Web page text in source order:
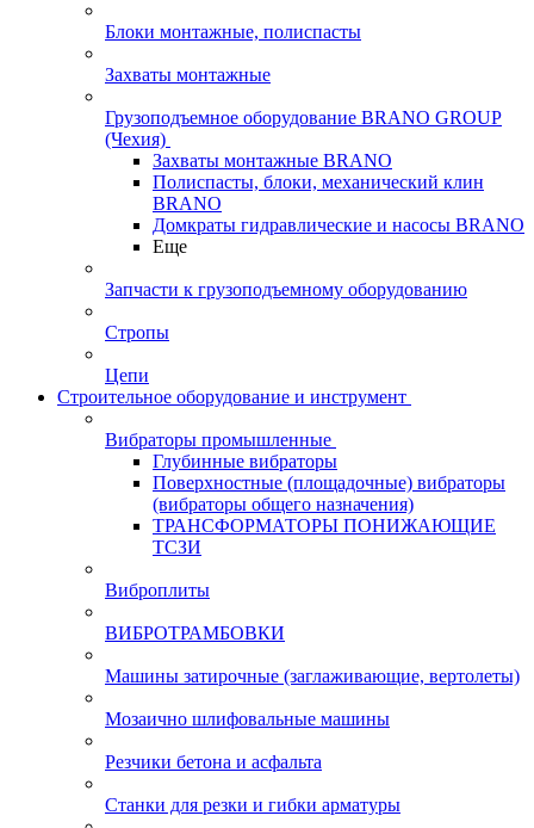
Блоки монтажные, полиспасты
Захваты монтажные
Грузоподъемное оборудование BRANO GROUP
(Чехия)
Захваты монтажные BRANO
Полиспасты, блоки, механический клин
BRANO
Домкраты гидравлические и насосы BRANO
Еще
Запчасти к грузоподъемному оборудованию
Стропы
Цепи
Строительное оборудование и инструмент
Вибраторы промышленные
Глубинные вибраторы
Поверхностные (площадочные) вибраторы
(вибраторы общего назначения)
ТРАНСФОРМАТОРЫ ПОНИЖАЮЩИЕ
ТСЗИ
Виброплиты
ВИБРОТРАМБОВКИ
Машины затирочные (заглаживающие, вертолеты)
Мозаично шлифовальные машины
Резчики бетона и асфальта
Станки для резки и гибки арматуры